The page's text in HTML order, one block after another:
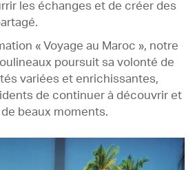
les échanges et de créer des
« Voyage au Maroc », notre
poursuit sa volonté de
variées et enrichissantes,
de continuer à découvrir et
beaux moments.